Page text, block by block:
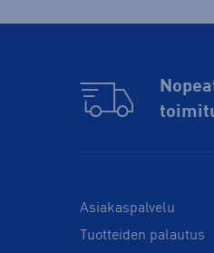
Asiakaspalvelu
Tuotteiden palautus